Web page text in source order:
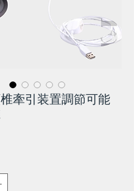
牽引装置調節可能